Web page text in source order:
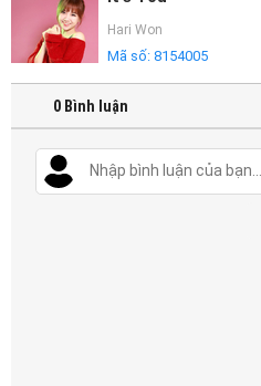
Hari Won
Mã số: 8154005
0 Bình luận